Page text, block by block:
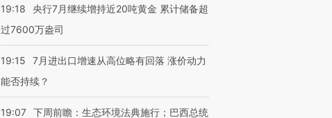
19:18
央行7月继续增持近20吨黄金 累计储备超
过7600万盎司
19:15
7月进出口增速从高位略有回落 涨价动力
能否持续？
19:07 下周前瞻：生态环境法典施行；巴西总统